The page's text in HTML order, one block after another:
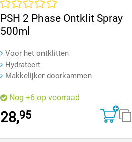
Gemiddelde waardering van 0 van 5 sterren
PSH 2 Phase Ontklit Spray
500ml
Voor het ontklitten
Hydrateert
Makkelijker doorkammen
Nog +6 op voorraad
28,95